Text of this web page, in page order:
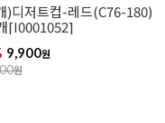
)디저트컵-레드(C76-180)
[I0001052]
9,900원
원